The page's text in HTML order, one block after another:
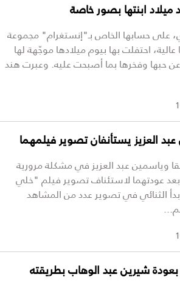
ابنتها بصور خاصة
على حسابها الخاص بـ"إنستغرام" مجموعة
احتفلت بها بيوم ميلادها موجّهة لها
حبها وفخرها بما أصبحت عليه. وعبرت هند
العزيز يستأنفان تصوير فيلمهما
وياسمين عبد العزيز في مشكلة مرورية
عودتهما لاستئناف تصوير فيلم "خلي
الثنائي في تصوير عدد من المشاهد
شيرين عبد الوهاب بطريقته